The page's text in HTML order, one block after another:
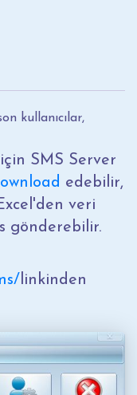
kullanıcılar,
SMS Server
edebilir,
veri
gönderebilir.
linkinden